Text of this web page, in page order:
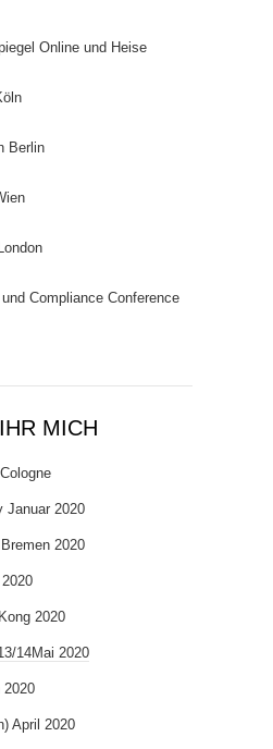
Online und Heise
Berlin
Compliance Conference
MICH
Januar 2020
2020
2020
14Mai 2020
2020
April 2020